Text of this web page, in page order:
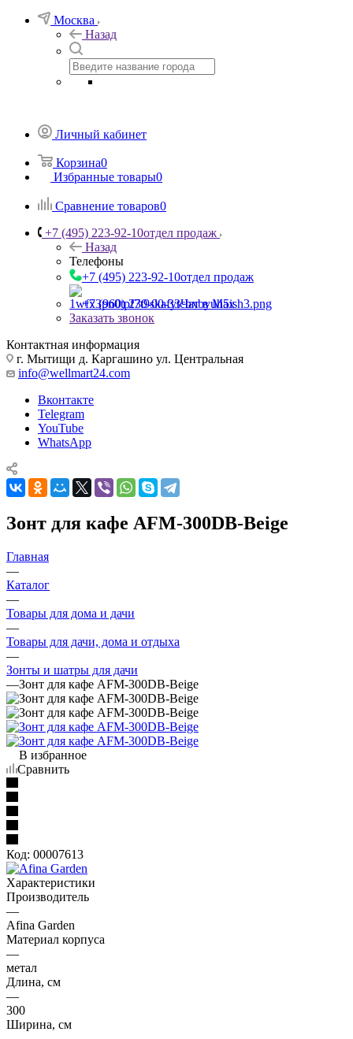
Москва
Назад
Личный кабинет
Корзина0
Избранные товары0
Сравнение товаров0
+7 (495) 223-92-10отдел продаж
Назад
Телефоны
+7 (495) 223-92-10отдел продаж
+7 (960) 230-00-33Чат в Max
Заказать звонок
Контактная информация
г. Мытищи д. Каргашино ул. Центральная
info@wellmart24.com
Вконтакте
Telegram
YouTube
WhatsApp
Зонт для кафе AFM-300DB-Beige
Главная
—
Каталог
—
Товары для дома и дачи
—
Товары для дачи, дома и отдыха
—
Зонты и шатры для дачи
—Зонт для кафе AFM-300DB-Beige
В избранное
Сравнить
Код: 00007613
Характеристики
Производитель
—
Afina Garden
Материал корпуса
—
метал
Длина, см
—
300
Ширина, см